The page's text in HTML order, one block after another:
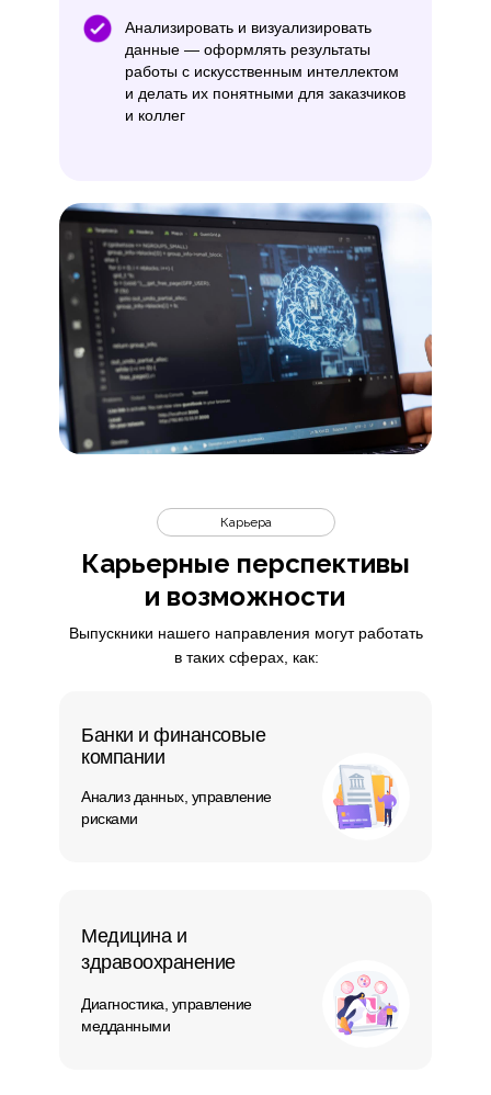
Анализировать и визуализировать
данные — оформлять результаты
работы с искусственным интеллектом
и делать их понятными для заказчиков
и коллег
Карьерные перспективы
и возможности
Карьера
Выпускники нашего направления могут работать
в таких сферах, как:
Банки и финансовые
компании
Анализ данных, управление
рисками
Медицина и
здравоохранение
Диагностика, управление
медданными